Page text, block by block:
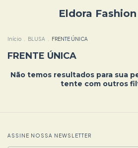
Eldora
Início BLUSA FRENTE ÚNICA
FRENTE ÚNICA
Não temos resultados para sua
tente com outros
ASSINE NOSSA NEWSLETTER